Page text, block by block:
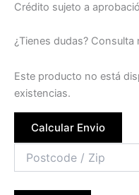
Crédito sujeto a
¿Tienes dudas? Consulta
Este producto no está
existencias.
Calcular Envio